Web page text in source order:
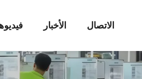
الأخبار الاتصال